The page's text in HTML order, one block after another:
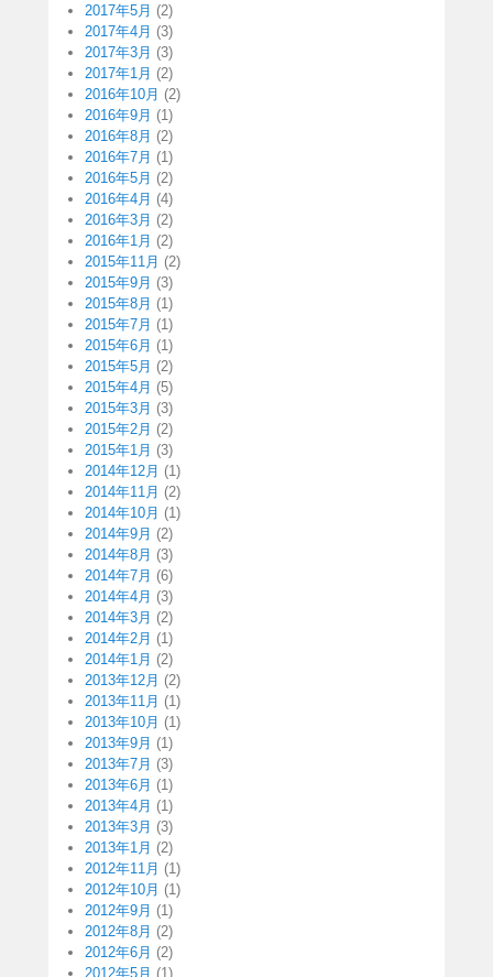
2017年5月 (2)
2017年4月 (3)
2017年3月 (3)
2017年1月 (2)
2016年10月 (2)
2016年9月 (1)
2016年8月 (2)
2016年7月 (1)
2016年5月 (2)
2016年4月 (4)
2016年3月 (2)
2016年1月 (2)
2015年11月 (2)
2015年9月 (3)
2015年8月 (1)
2015年7月 (1)
2015年6月 (1)
2015年5月 (2)
2015年4月 (5)
2015年3月 (3)
2015年2月 (2)
2015年1月 (3)
2014年12月 (1)
2014年11月 (2)
2014年10月 (1)
2014年9月 (2)
2014年8月 (3)
2014年7月 (6)
2014年4月 (3)
2014年3月 (2)
2014年2月 (1)
2014年1月 (2)
2013年12月 (2)
2013年11月 (1)
2013年10月 (1)
2013年9月 (1)
2013年7月 (3)
2013年6月 (1)
2013年4月 (1)
2013年3月 (3)
2013年1月 (2)
2012年11月 (1)
2012年10月 (1)
2012年9月 (1)
2012年8月 (2)
2012年6月 (2)
2012年5月 (1)